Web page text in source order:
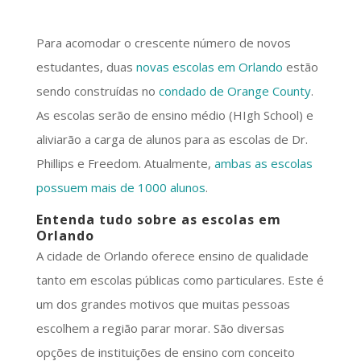
Para acomodar o crescente número de novos
estudantes, duas novas escolas em Orlando estão
sendo construídas no condado de Orange County.
As escolas serão de ensino médio (HIgh School) e
aliviarão a carga de alunos para as escolas de Dr.
Phillips e Freedom. Atualmente, ambas as escolas
possuem mais de 1000 alunos.
Entenda tudo sobre as escolas em
Orlando
A cidade de Orlando oferece ensino de qualidade
tanto em escolas públicas como particulares. Este é
um dos grandes motivos que muitas pessoas
escolhem a região parar morar. São diversas
opções de instituições de ensino com conceito